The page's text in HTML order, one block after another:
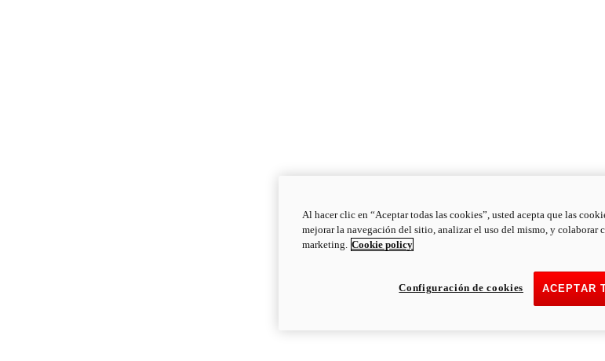
Al hacer clic en “Aceptar todas las cookies”, usted acepta que las
mejorar la navegación del sitio, analizar el uso del mismo, y colaborar
marketing. Cookie policy
ACEPTAR
Configuración de cookies